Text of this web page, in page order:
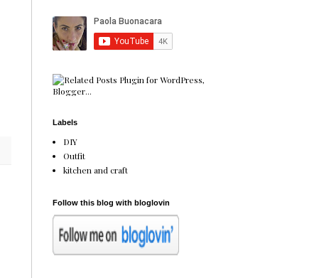
Labels
DIY
Outfit
kitchen and craft
Follow this blog with bloglovin